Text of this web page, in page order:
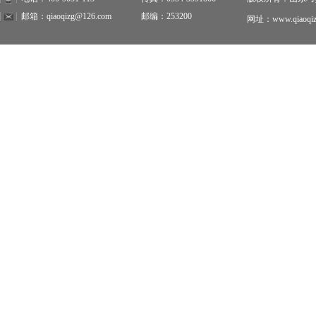
邮箱：qiaoqizg@126.com
邮编：253200 网址：